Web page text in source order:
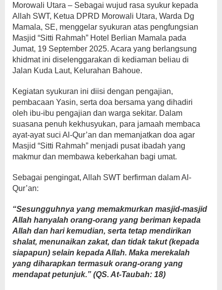
Morowali Utara – Sebagai wujud rasa syukur kepada
Allah SWT, Ketua DPRD Morowali Utara, Warda Dg
Mamala, SE, menggelar syukuran atas pengfungsian
Masjid “Sitti Rahmah” Hotel Berlian Mamala pada
Jumat, 19 September 2025. Acara yang berlangsung
khidmat ini diselenggarakan di kediaman beliau di
Jalan Kuda Laut, Kelurahan Bahoue.
Kegiatan syukuran ini diisi dengan pengajian,
pembacaan Yasin, serta doa bersama yang dihadiri
oleh ibu-ibu pengajian dan warga sekitar. Dalam
suasana penuh kekhusyukan, para jamaah membaca
ayat-ayat suci Al-Qur’an dan memanjatkan doa agar
Masjid “Sitti Rahmah” menjadi pusat ibadah yang
makmur dan membawa keberkahan bagi umat.
Sebagai pengingat, Allah SWT berfirman dalam Al-
Qur’an:
“Sesungguhnya yang memakmurkan masjid-masjid
Allah hanyalah orang-orang yang beriman kepada
Allah dan hari kemudian, serta tetap mendirikan
shalat, menunaikan zakat, dan tidak takut (kepada
siapapun) selain kepada Allah. Maka merekalah
yang diharapkan termasuk orang-orang yang
mendapat petunjuk.” (QS. At-Taubah: 18)